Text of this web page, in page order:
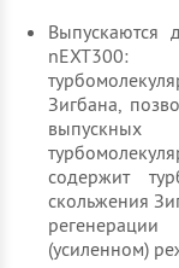
Выпускаются
nEXT300:
Зигбана,
содержит
скольжения
(усиленном)